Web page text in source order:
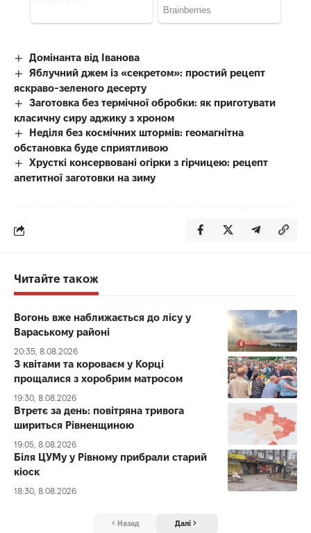
Домінанта від Іванова
Яблучний джем із «секретом»: простий рецепт
яскраво-зеленого десерту
Заготовка без термічної обробки: як приготувати
класичну сиру аджику з хроном
Неділя без космічних штормів: геомагнітна
обстановка буде сприятливою
Хрусткі консервовані огірки з гірчицею: рецепт
апетитної заготовки на зиму
Читайте також
Вогонь вже наближається до лісу у
Вараському районі
20:35, 8.08.2026
З квітами та короваєм у Корці
прощалися з хоробрим матросом
19:30, 8.08.2026
Втретє за день: повітряна тривога
шириться Рівненщиною
19:05, 8.08.2026
Біля ЦУМу у Рівному прибрали старий
кіоск
18:30, 8.08.2026
Назад Далі